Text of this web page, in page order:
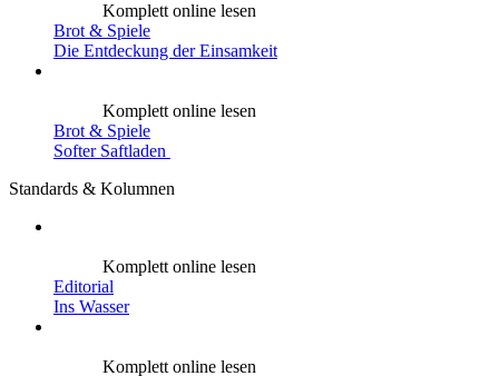
Komplett online lesen
Brot & Spiele
Die Entdeckung der Einsamkeit
Komplett online lesen
Brot & Spiele
Softer Saftladen
Standards & Kolumnen
Komplett online lesen
Editorial
Ins Wasser
Komplett online lesen